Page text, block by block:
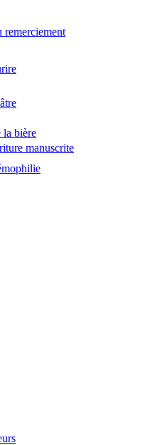
remerciement
la bière
manuscrite